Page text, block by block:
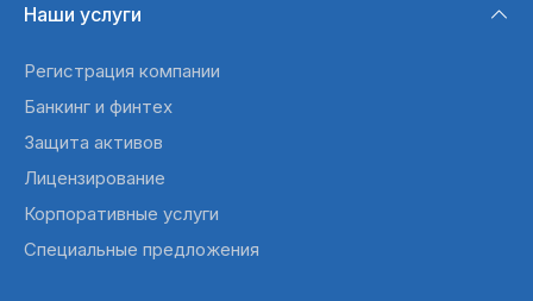
Наши услуги
Регистрация компании
Банкинг и финтех
Защита активов
Лицензирование
Корпоративные услуги
Специальные предложения